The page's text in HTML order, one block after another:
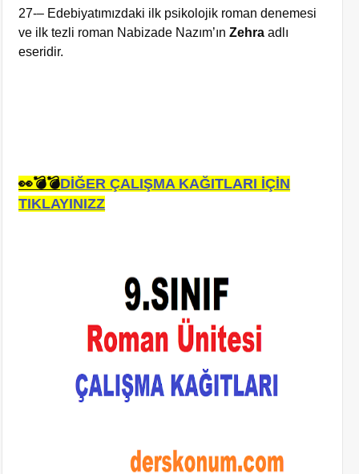
27-– Edebiyatımızdaki ilk psikolojik roman denemesi
ve ilk tezli roman Nabizade Nazım’ınZehra adlı
eseridir.
👀💣💣DİĞER ÇALIŞMA KAĞITLARI İÇİN
TIKLAYINIZZ